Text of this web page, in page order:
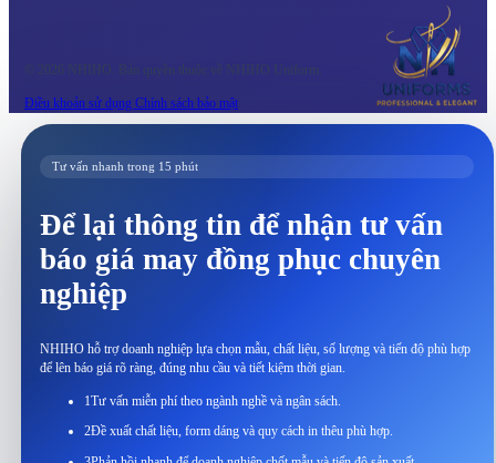
© 2026 NHIHO. Bản quyền thuộc về NHIHO Uniform.
Điều khoản sử dụng Chính sách bảo mật
Tư vấn nhanh trong 15 phút
Để lại thông tin để nhận tư vấn
báo giá may đồng phục chuyên
nghiệp
NHIHO hỗ trợ doanh nghiệp lựa chọn mẫu, chất liệu, số lượng và tiến độ phù hợp
để lên báo giá rõ ràng, đúng nhu cầu và tiết kiệm thời gian.
1Tư vấn miễn phí theo ngành nghề và ngân sách.
2Đề xuất chất liệu, form dáng và quy cách in thêu phù hợp.